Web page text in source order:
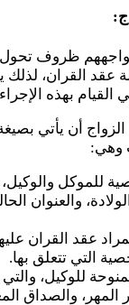
ظروف تحول
عقد القران، لذلك
بهذه
أن يأتي
وهي:
للموكل
والعنوان
عقد القران
التي تتعلق بها.
للوكيل،
المهر، والصداق